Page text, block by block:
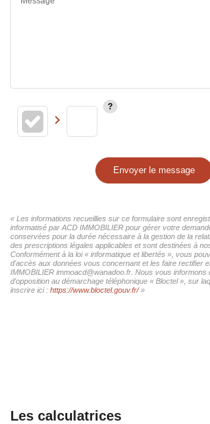
Envoyer le message
« Les informations recueillies sur ce formulaire sont
informatisé par ACD IMMOBILIER pour gérer votre
conservées pour la durée nécessaire à la gestion de la
des prescriptions légales applicables et sont destinées à
Conformément à la loi « informatique et libertés », vous
d'accès aux données vous concernant et les faire rectifier
IMMOBILIER immoacd@wanadoo.fr. Nous vous informons
d'opposition au démarchage téléphonique « Bloctel », sur
inscrire ici : https://www.bloctel.gouv.fr/»
Les calculatrices